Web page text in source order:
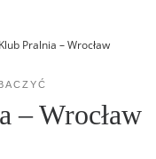
Klub Pralnia – Wrocław
– Wrocław